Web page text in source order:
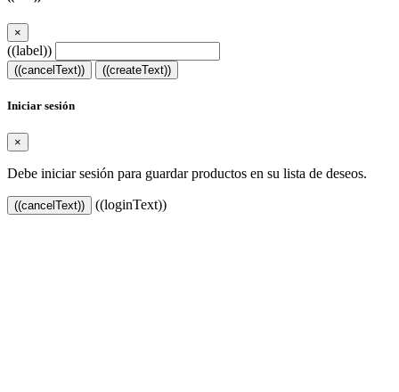
×
((label))
((cancelText)) ((createText))
Iniciar sesión
×
Debe iniciar sesión para guardar productos en su lista de deseos.
((cancelText)) ((loginText))